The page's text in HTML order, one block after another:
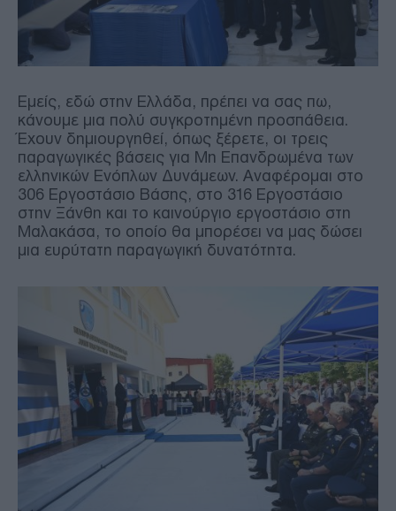
Εμείς, εδώ στην Ελλάδα, πρέπει να σας πω,
κάνουμε μια πολύ συγκροτημένη προσπάθεια.
Έχουν δημιουργηθεί, όπως ξέρετε, οι τρεις
παραγωγικές βάσεις για Μη Επανδρωμένα των
ελληνικών Ενόπλων Δυνάμεων. Αναφέρομαι στο
306 Εργοστάσιο Βάσης, στο 316 Εργοστάσιο
στην Ξάνθη και το καινούργιο εργοστάσιο στη
Μαλακάσα, το οποίο θα μπορέσει να μας δώσει
μια ευρύτατη παραγωγική δυνατότητα.